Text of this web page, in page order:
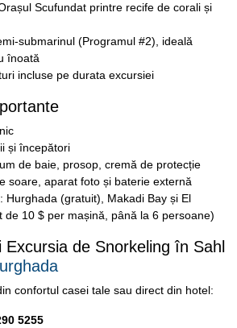
Scufundat printre recife de corali și
submarinul (Programul #2), ideală
înoată
incluse pe durata excursiei
și începători
de baie, prosop, cremă de protecție
soare, aparat foto și baterie externă
Hurghada (gratuit), Makadi Bay și El
de 10 $ per mașină, până la 6 persoane)
Excursia de Snorkeling în Sahl
confortul casei tale sau direct din hotel:
5255